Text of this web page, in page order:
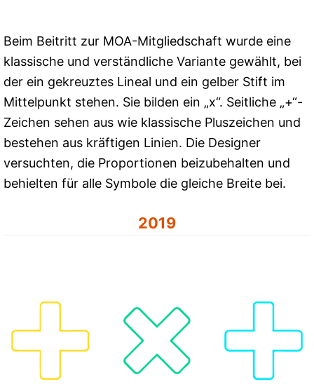
Beim Beitritt zur MOA-Mitgliedschaft wurde eine
klassische und verständliche Variante gewählt, bei
der ein gekreuztes Lineal und ein gelber Stift im
Mittelpunkt stehen. Sie bilden ein „x“. Seitliche „+“-
Zeichen sehen aus wie klassische Pluszeichen und
bestehen aus kräftigen Linien. Die Designer
versuchten, die Proportionen beizubehalten und
behielten für alle Symbole die gleiche Breite bei.
2019